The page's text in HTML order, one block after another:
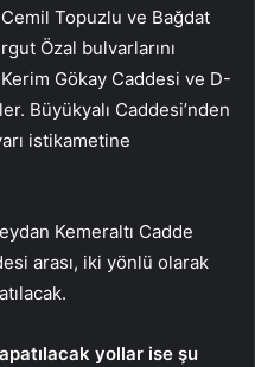
Topuzlu ve Bağdat
Özal bulvarlarını
Gökay Caddesi ve D-
Büyükyalı Caddesi’nden
istikametine
Kemeraltı Cadde
arası, iki yönlü olarak
yollar ise şu